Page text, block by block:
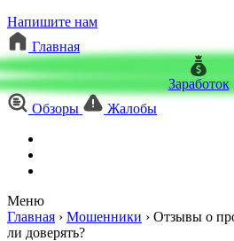
Напишите нам
Главная
Заработок
Обзоры
Жалобы
Меню
Главная › Мошенники › Отзывы о
ли доверять?